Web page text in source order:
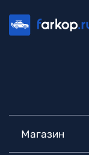
Магазин